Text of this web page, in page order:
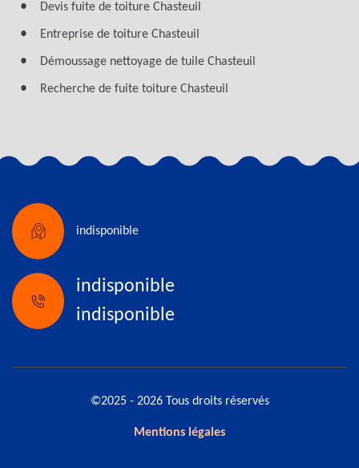
Devis fuite de toiture Chasteuil
Entreprise de toiture Chasteuil
Démoussage nettoyage de tuile Chasteuil
Recherche de fuite toiture Chasteuil
indisponible
indisponible
indisponible
©2025 - 2026 Tous droits réservés
Mentions légales